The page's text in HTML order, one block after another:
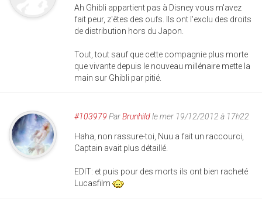
Ah Ghibli appartient pas à Disney vous m'avez
fait peur, z'êtes des oufs. Ils ont l'exclu des droits
de distribution hors du Japon.
Tout, tout sauf que cette compagnie plus morte
que vivante depuis le nouveau millénaire mette la
main sur Ghibli par pitié.
#103979 ParBrunhildle mer 19/12/2012 à 17h22
Haha, non rassure-toi, Nuu a fait un raccourci,
Captain avait plus détaillé.
EDIT: et puis pour des morts ils ont bien racheté
Lucasfilm